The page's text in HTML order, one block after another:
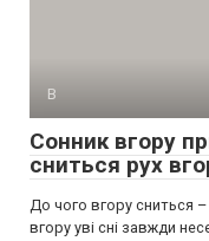
В
Сонник вгору
сниться рух
До чого вгору сниться
вгору уві сні завжди